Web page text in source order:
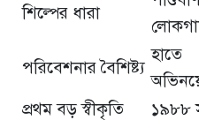
শিল্পের ধারা
পরিবেশনার বৈশিষ্ট্য
প্রথম বড় স্বীকৃতি
১৯৮৮